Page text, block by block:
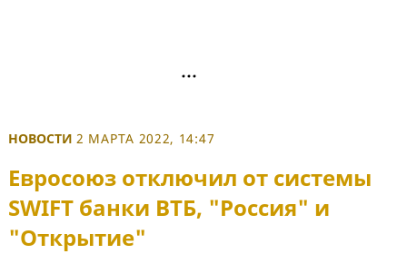
НОВОСТИ 2 МАРТА 2022, 14:47
Евросоюз отключил от системы
SWIFT банки ВТБ, "Россия" и
"Открытие"